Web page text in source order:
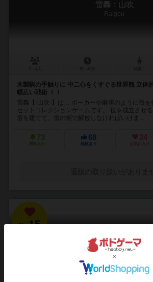
雷轟：山吹
Raigou
木製駒の手触りに 中二心をくすぐる世界観 立体
幅広い戦術 ！！
雷轟【-山吹-】は… ポーカーや麻雀のように役を
セットコレクションゲームです。 役を成立させ
塔を建てて、雷の術で解放しなければいけま...
73
興味あり
68
経験あり
24
お気に入り
No.15
ブラッドボーン：カードゲ
Bloodborne: The Card Game